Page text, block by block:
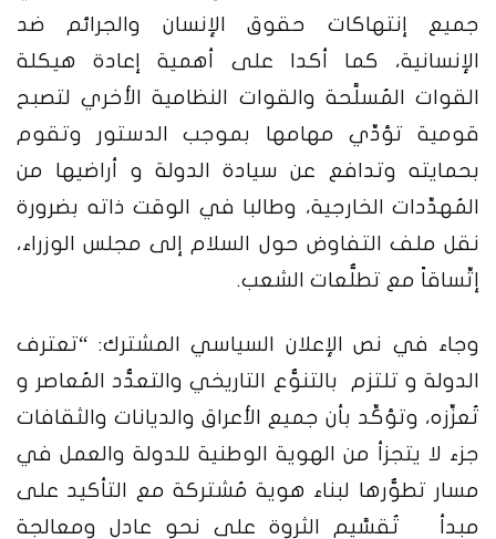
جميع إنتهاكات حقوق الإنسان والجرائم ضد
الإنسانية، كما أكدا على أهمية إعادة هيكلة
القوات المُسلَّحة والقوات النظامية الأخري لتصبح
قومية تؤدِّي مهامها بموجب الدستور وتقوم
بحمايته وتدافع عن سيادة الدولة و أراضيها من
المُهدِّدات الخارجية، وطالبا في الوقت ذاته بضرورة
نقل ملف التفاوض حول السلام إلى مجلس الوزراء،
إتِّساقاً مع تطلُّعات الشعب.
وجاء في نص الإعلان السياسي المشترك: “تعترف
الدولة و تلتزم بالتنوُّع التاريخي والتعدُّد المُعاصر و
تُعزِّزه، وتؤكِّد بأن جميع الأعراق والديانات والثقافات
جزء لا يتجزأ من الهوية الوطنية للدولة والعمل في
مسار تطوُّرها لبناء هوية مُشتركة مع التأكيد على
مبدأ تُقسَّيم الثروة على نحو عادل ومعالجة